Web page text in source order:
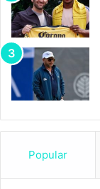
Popular